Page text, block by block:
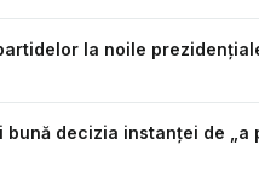
la noile
bună decizia instanței de